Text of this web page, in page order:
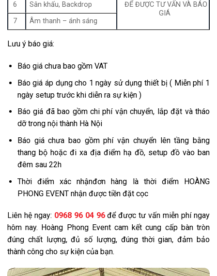
ĐỂ ĐƯỢC TƯ VẤN VÀ BÁO
GIÁ
6
Sân khấu, Backdrop
7
Âm thanh – ánh sáng
Lưu ý báo giá:
Báo giá chưa bao gồm VAT
Báo giá áp dụng cho 1 ngày sử dụng thiết bị ( Miễn phí 1
ngày setup trước khi diễn ra sự kiện )
Báo giá đã bao gồm chi phí vận chuyển, lắp đặt và tháo
dỡ trong nội thành Hà Nội
Báo giá chưa bao gồm phí vận chuyển lên tầng bằng
thang bộ hoặc đi xa địa điểm hạ đồ, setup đồ vào ban
đêm sau 22h
Thời điểm xác nhậnđơn hàng là thời điểm HOÀNG
PHONG EVENT nhận được tiền đặt cọc
Liên hệ ngay: 0968 96 04 96để được tư vấn miễn phí ngay
hôm nay. Hoàng Phong Event cam kết cung cấp bàn tròn
đúng chất lượng, đủ số lượng, đúng thời gian, đảm bảo
thành công cho sự kiện của bạn.